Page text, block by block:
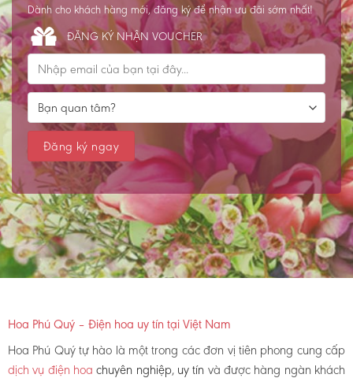
Dành cho khách hàng mới, đăng ký để nhận ưu đãi sớm nhất!
ĐĂNG KÝ NHẬN VOUCHER
Hoa Phú Quý – Điện hoa uy tín tại Việt Nam
Hoa Phú Quý tự hào là một trong các đơn vị tiên phong cung cấp
dịch vụ điện hoachuyên nghiệp, uy tín và được hàng ngàn khách